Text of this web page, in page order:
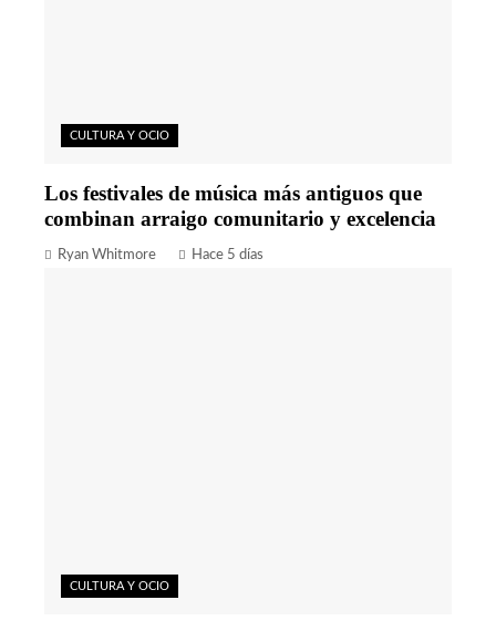
CULTURA Y OCIO
Los festivales de música más antiguos que
combinan arraigo comunitario y excelencia
Ryan Whitmore Hace 5 días
CULTURA Y OCIO